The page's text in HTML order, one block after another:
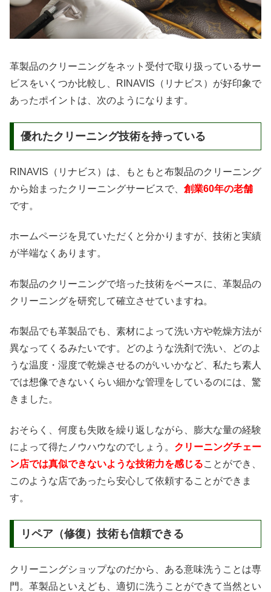
革製品のクリーニングをネット受付で取り扱っているサー
ビスをいくつか比較し、RINAVIS（リナビス）が好印象で
あったポイントは、次のようになります。
優れたクリーニング技術を持っている
RINAVIS（リナビス）は、もともと布製品のクリーニング
から始まったクリーニングサービスで、 創業60年の老舗
です。
ホームページを見ていただくと分かりますが、技術と実績
が半端なくあります。
布製品のクリーニングで培った技術をベースに、革製品の
クリーニングを研究して確立させていますね。
布製品でも革製品でも、素材によって洗い方や乾燥方法が
異なってくるみたいです。どのような洗剤で洗い、どのよ
うな温度・湿度で乾燥させるのがいいかなど、私たち素人
では想像できないくらい細かな管理をしているのには、驚
きました。
おそらく、何度も失敗を繰り返しながら、膨大な量の経験
によって得たノウハウなのでしょう。 クリーニングチェー
ン店では真似できないような技術力を感じることができ、
このような店であったら安心して依頼することができま
す。
リペア（修復）技術も信頼できる
クリーニングショップなのだから、ある意味洗うことは専
門。革製品といえども、適切に洗うことができて当然とい